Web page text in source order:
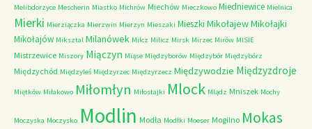
Melibdorzyce Mescherin Miastko Michrów Miechów Mieczkowo Miedniewice Mielnica
Mierki Mierziączka Mierzwin Mierzyn Mieszaki Mieszki MikołajewMikołajki
Mikołajów Miksztal Milanówek Milcz Milicz Mirsk Mirzec Mirów MISIE
Mistrzewice Miszory Miączyn Miąse Międzyborów Międzybór Międzybórz
Międzychód Międzyleś Międzyrzec Międzyrzecz Międzywodzie Międzyzdroje
Miętków Miłakowo Miłomłyn Miłostajki Mlock Mlądz Mniszek Mochy
Moczyska Moczysko Modlin Modła Modłki Moeser Mogilno Mokas